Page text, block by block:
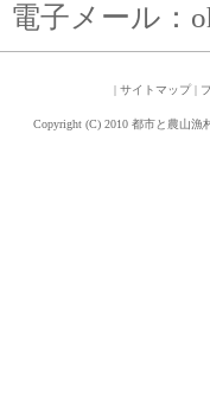
子メール：
| サイトマップ|
Copyright (C) 2010 都市と農山